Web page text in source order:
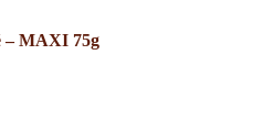
– MAXI 75g